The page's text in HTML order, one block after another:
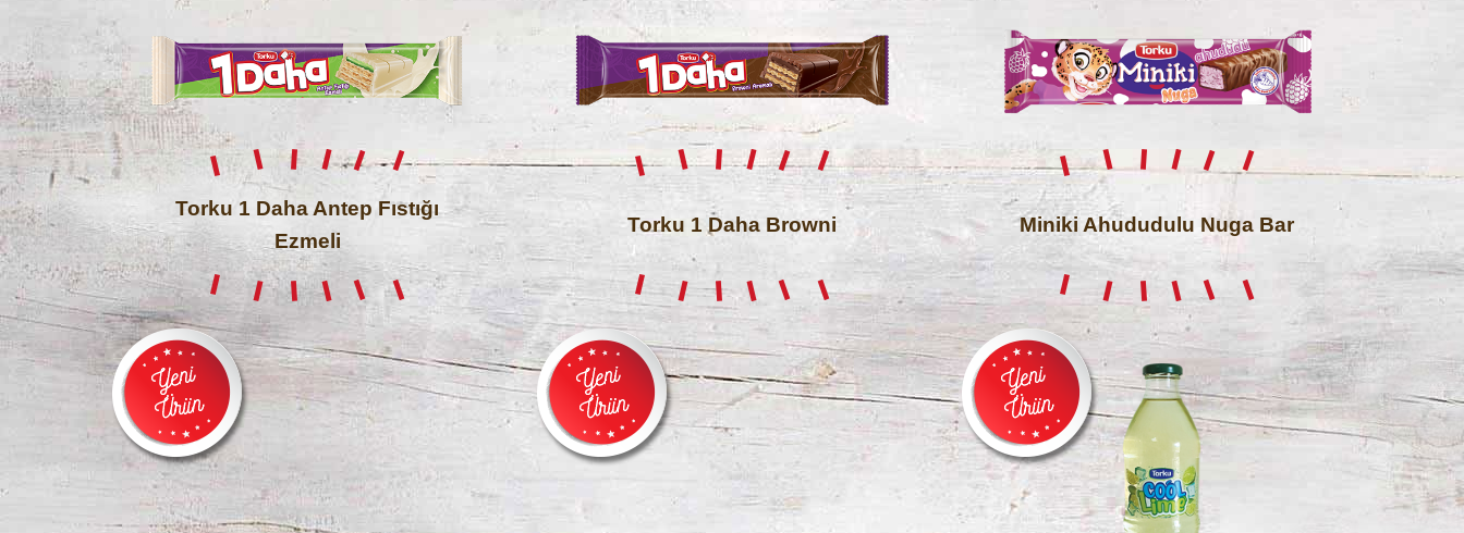
Torku 1 Daha Antep Fıstığı
Ezmeli
Torku 1 Daha Browni Miniki Ahududulu Nuga Bar